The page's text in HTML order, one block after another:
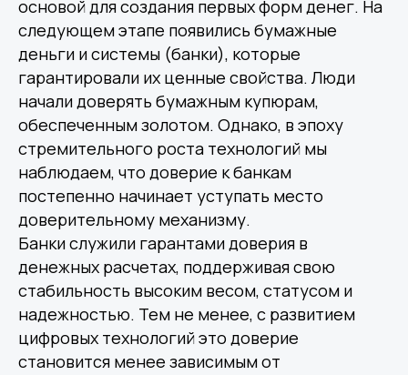
основой для создания первых форм денег. На
следующем этапе появились бумажные
деньги и системы (банки), которые
гарантировали их ценные свойства. Люди
начали доверять бумажным купюрам,
обеспеченным золотом. Однако, в эпоху
стремительного роста технологий мы
наблюдаем, что доверие к банкам
постепенно начинает уступать место
доверительному механизму.
Банки служили гарантами доверия в
денежных расчетах, поддерживая свою
стабильность высоким весом, статусом и
надежностью. Тем не менее, с развитием
цифровых технологий это доверие
становится менее зависимым от